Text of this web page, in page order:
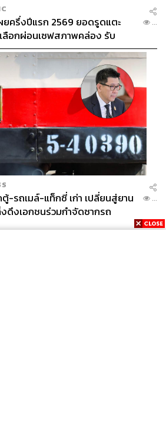
ยกเว้นโซดาใส่ในแก้วเชก
นื้อเดียว
ว้
าฝานและเปลือกมะนาวฝรั่ง
นด้วยโซดา
ยครึ่งปีแรก 2569 ยอดรูดแตะ
ลือกผ่อนเซฟสภาพคล่อง รับ
ระกอบการพลาดเป้า
...
ตู้-รถเมล์-แท็กซี่ เก่า เปลี่ยนสู่ยาน
ดึงเอกชนร่วมกำจัดซากรถ
...